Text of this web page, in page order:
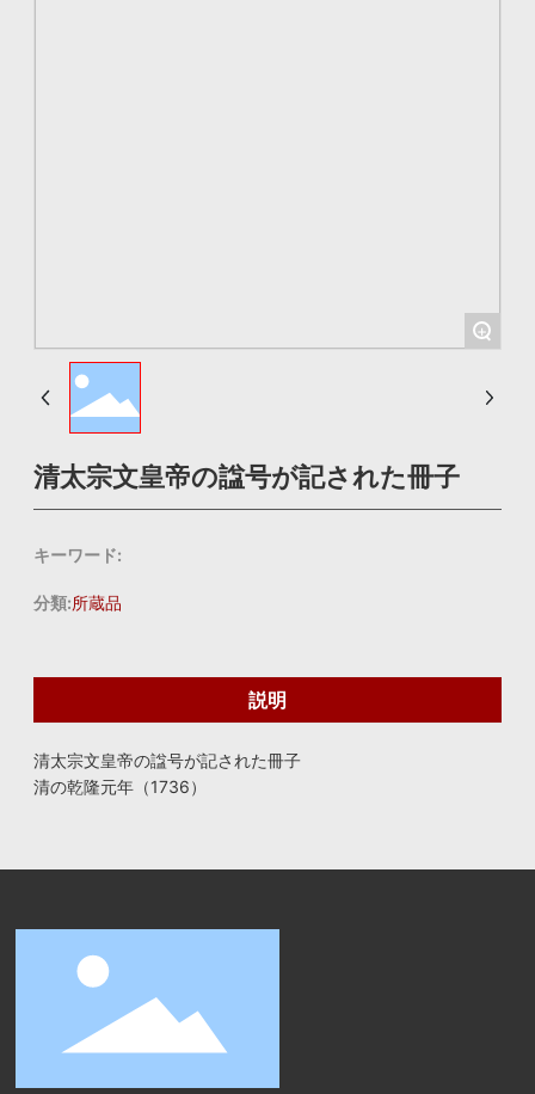
+
清太宗文皇帝の諡号が記された冊子
キーワード:
分類:所蔵品
説明
清太宗文皇帝の諡号が記された冊子
清の乾隆元年（1736）